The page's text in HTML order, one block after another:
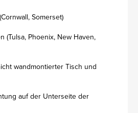
Somerset)
(Tulsa, Phoenix, New Haven,
wandmontierter Tisch und
auf der Unterseite der